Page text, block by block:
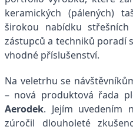
keramických (pálených)
širokou nabídku
zástupců a techniků poradí
vhodné příslušenství.
Na veletrhu se
– nová produktová řada
Aerodek. Jejím uvedením
zúročil dlouholeté